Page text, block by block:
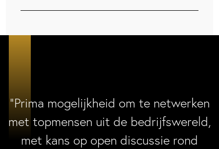
“Prima mogelijkheid om te netwerken
met topmensen uit de bedrijfswereld,
met kans op open discussie rond